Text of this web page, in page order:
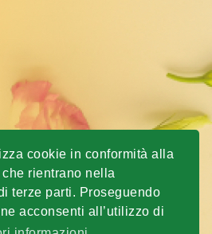
cookie in conformità alla
rientrano nella
terze parti. Proseguendo
acconsenti all’utilizzo di